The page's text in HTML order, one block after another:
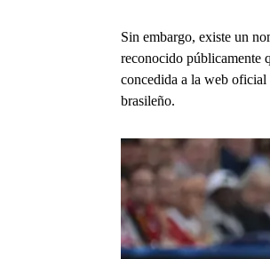
Sin embargo, existe un
reconocido públicamente
concedida a la web oficial
brasileño.